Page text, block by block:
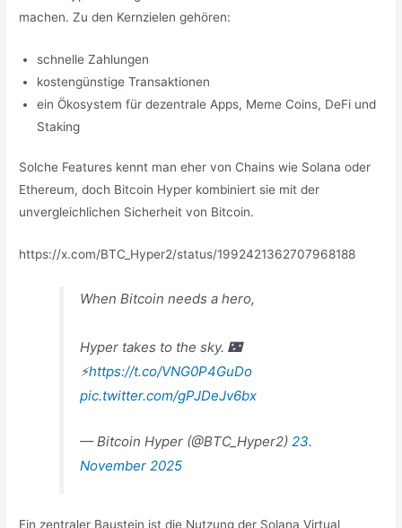
machen. Zu den Kernzielen gehören:
schnelle Zahlungen
kostengünstige Transaktionen
ein Ökosystem für dezentrale Apps, Meme Coins, DeFi und
Staking
Solche Features kennt man eher von Chains wie Solana oder
Ethereum, doch Bitcoin Hyper kombiniert sie mit der
unvergleichlichen Sicherheit von Bitcoin.
https://x.com/BTC_Hyper2/status/1992421362707968188
When Bitcoin needs a hero,
Hyper takes to the sky. 🌃
⚡️https://t.co/VNG0P4GuDo
pic.twitter.com/gPJDeJv6bx
— Bitcoin Hyper (@BTC_Hyper2) 23.
November 2025
Ein zentraler Baustein ist die Nutzung der Solana Virtual